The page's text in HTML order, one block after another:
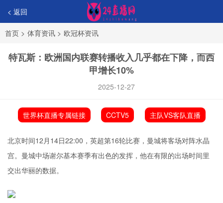
< 返回
首页 > 体育资讯 > 欧冠杯资讯
特瓦斯：欧洲国内联赛转播收入几乎都在下降，而西
甲增长10%
2025-12-27
世界杯直播专属链接 CCTV5 主队VS客队直播
北京时间12月14日22:00，英超第16轮比赛，曼城将客场对阵水晶
宫。曼城中场谢尔基本赛季有出色的发挥，他在有限的出场时间里
交出华丽的数据。